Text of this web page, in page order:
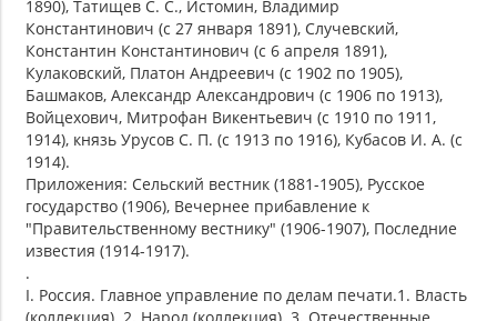
1890), Татищев С. С., Истомин, Владимир
Константинович (с 27 января 1891), Случевский,
Константин Константинович (с 6 апреля 1891),
Кулаковский, Платон Андреевич (с 1902 по 1905),
Башмаков, Александр Александрович (с 1906 по 1913),
Войцехович, Митрофан Викентьевич (с 1910 по 1911,
1914), князь Урусов С. П. (с 1913 по 1916), Кубасов И. А. (с
1914).
Приложения: Сельский вестник (1881-1905), Русское
государство (1906), Вечернее прибавление к
"Правительственному вестнику" (1906-1907), Последние
известия (1914-1917).
.
I. Россия. Главное управление по делам печати.1. Власть